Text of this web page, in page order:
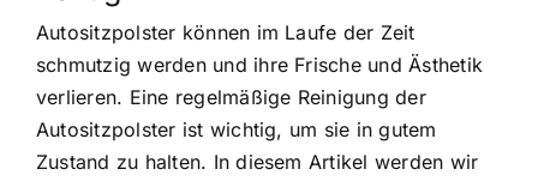
Autositzpolster können im Laufe der Zeit
schmutzig werden und ihre Frische und Ästhetik
verlieren. Eine regelmäßige Reinigung der
Autositzpolster ist wichtig, um sie in gutem
Zustand zu halten. In diesem Artikel werden wir